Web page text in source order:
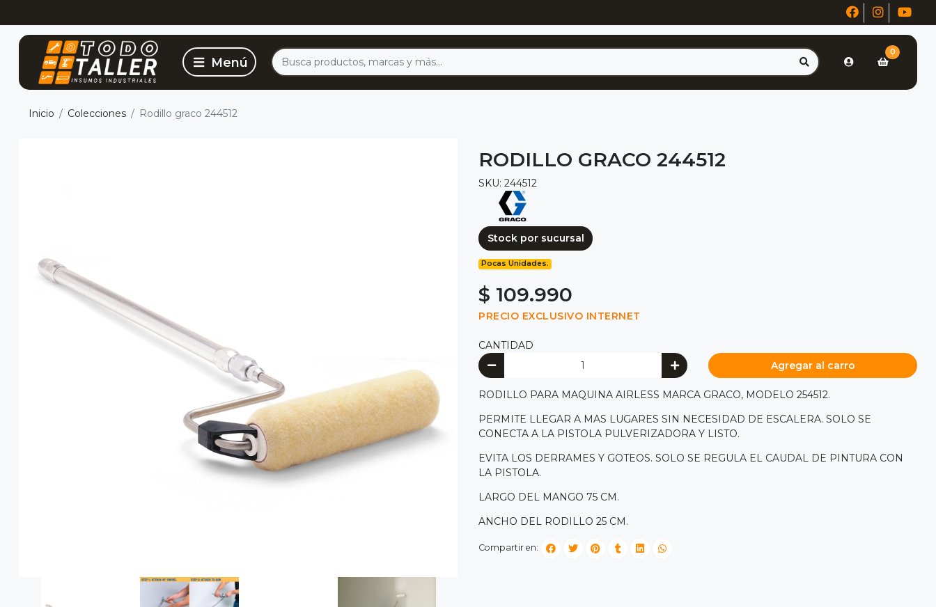
0
Inicio Colecciones Rodillo graco 244512
RODILLO GRACO 244512
SKU: 244512
Stock por sucursal
Pocas Unidades.
$ 109.990
PRECIO EXCLUSIVO INTERNET
CANTIDAD
Agregar al carro
RODILLO PARA MAQUINA AIRLESS MARCA GRACO, MODELO 254512.
PERMITE LLEGAR A MAS LUGARES SIN NECESIDAD DE ESCALERA. SOLO SE
CONECTA A LA PISTOLA PULVERIZADORA Y LISTO.
EVITA LOS DERRAMES Y GOTEOS. SOLO SE REGULA EL CAUDAL DE PINTURA CON
LA PISTOLA.
LARGO DEL MANGO 75 CM.
ANCHO DEL RODILLO 25 CM.
Compartir en: